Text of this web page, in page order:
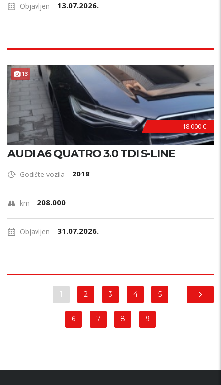
Objavljen 13.07.2026.
13
18.000 €
AUDI A6 QUATRO 3.0 TDI S-LINE
Godište vozila 2018
km 208.000
Objavljen 31.07.2026.
1 2 3 4 5
6 7 8 9